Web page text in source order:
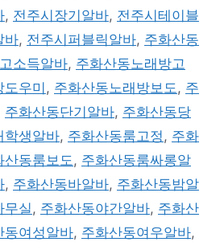
, 전주시장기알바, 전주시테이블
바, 전주시퍼블릭알바, 주화산동
소득알바, 주화산동노래방고
우미 , 주화산동노래방보도, 주
주화산동단기알바, 주화산동당
학생알바, 주화산동룸고정, 주화
산동룸보도, 주화산동룸싸롱알
, 주화산동바알바, 주화산동밤알
무실, 주화산동야간알바, 주화산
동여성알바, 주화산동여우알바,